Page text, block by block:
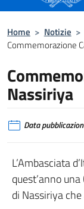
Home > Notizie >
Commemorazione
Nassiriya
Data
L’Ambasciata
quest’anno
di Nassiriya